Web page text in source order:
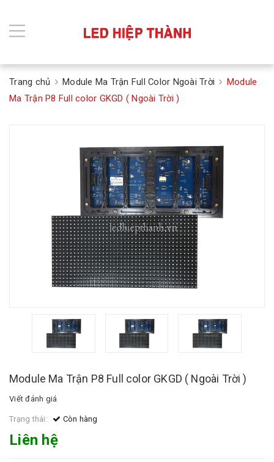
Trang chủ Module Ma Trận Full Color Ngoài Trời
Module
Ma Trận P8 Full color GKGD ( Ngoài Trời )
Module Ma Trận P8 Full color GKGD ( Ngoài Trời )
Viết đánh giá
Trạng thái: Còn hàng
Liên hệ